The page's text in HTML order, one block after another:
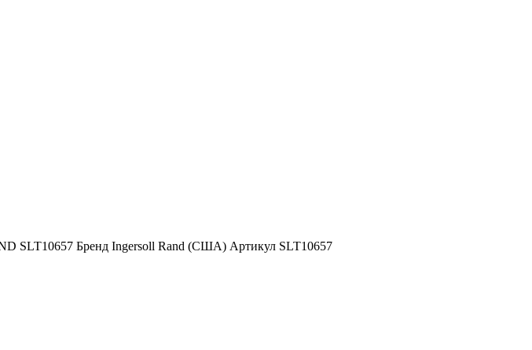
SLT10657 Бренд Ingersoll Rand (США) Артикул SLT10657